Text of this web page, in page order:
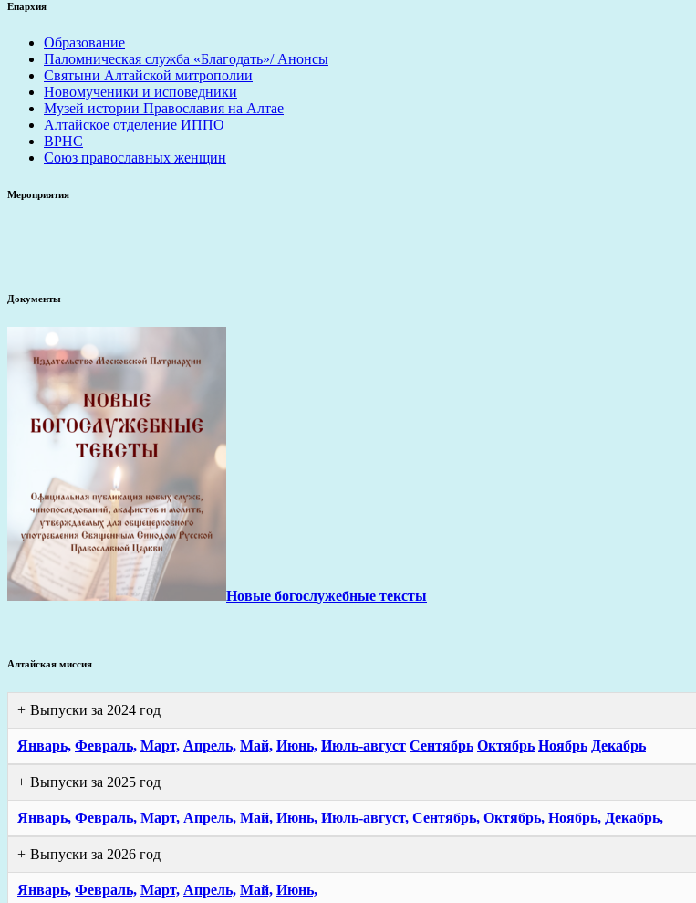
Епархия
Образование
Паломническая служба «Благодать»/ Анонсы
Святыни Алтайской митрополии
Новомученики и исповедники
Музей истории Православия на Алтае
Алтайское отделение ИППО
ВРНС
Союз православных женщин
Мероприятия
Документы
Новые богослужебные тексты
Алтайская миссия
Выпуски за 2024 год
Январь, Февраль, Март, Апрель, Май, Июнь, Июль-август Сентябрь Октябрь Ноябрь Декабрь
Выпуски за 2025 год
Январь, Февраль, Март, Апрель, Май, Июнь, Июль-август, Сентябрь, Октябрь, Ноябрь, Декабрь,
Выпуски за 2026 год
Январь, Февраль, Март, Апрель, Май, Июнь,